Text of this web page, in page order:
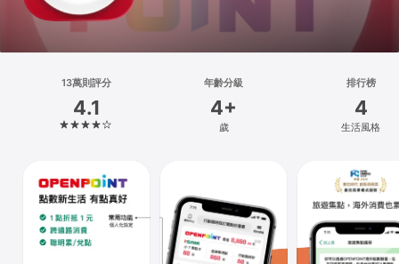
Arcade
搜尋
iPhone
Mac
Vision
Watch
13萬則評分
4.1
年齡分級
4+
歲
排行榜
4
生活風格